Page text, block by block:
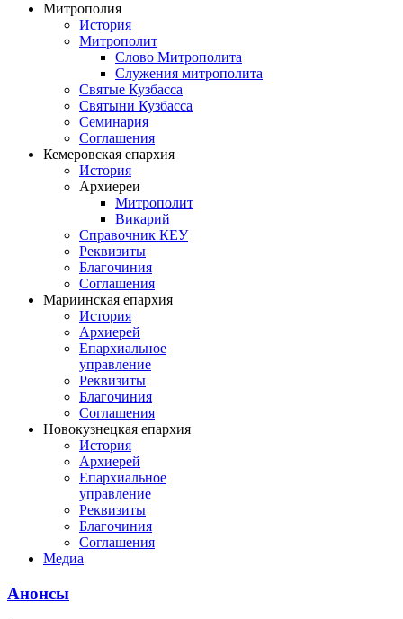
Митрополия
История
Митрополит
Слово Митрополита
Служения митрополита
Святые Кузбасса
Святыни Кузбасса
Семинария
Соглашения
Кемеровская епархия
История
Архиереи
Митрополит
Викарий
Справочник КЕУ
Реквизиты
Благочиния
Соглашения
Мариинская епархия
История
Архиерей
Епархиальное
управление
Реквизиты
Благочиния
Соглашения
Новокузнецкая епархия
История
Архиерей
Епархиальное
управление
Реквизиты
Благочиния
Соглашения
Медиа
Анонсы